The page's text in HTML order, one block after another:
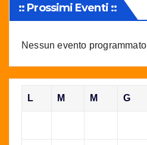
:: Prossimi Eventi ::
Nessun evento programmato
L M M G